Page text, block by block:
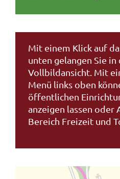
Mit einem Klick auf
unten gelangen Sie in
Vollbildansicht. Mit
Menü links oben
öffentlichen
anzeigen lassen oder
Bereich Freizeit und